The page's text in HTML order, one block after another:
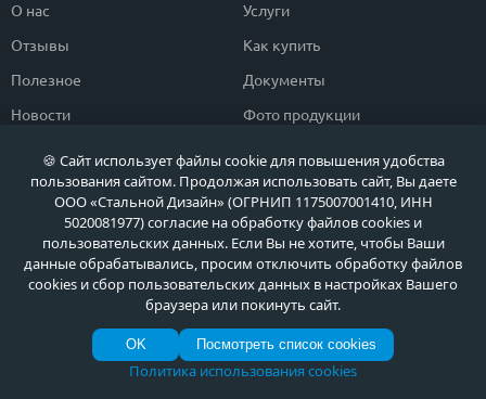
О нас
Отзывы
Полезное
Новости
Услуги
Как купить
Документы
Фото продукции
Каталог дверей
Двери со скидкой
Популярные двери
Быстрый подбор двери
Двери класса ЭКОНОМ
Двери в дом
Парадные двери
Двери в квартиру
Тамбурные двери
Противопожарные двери
🍪 Сайт использует файлы cookie для повышения удобства
пользования сайтом. Продолжая использовать сайт, Вы даете
ООО «Стальной Дизайн» (ОГРНИП 1175007001410, ИНН
5020081977) согласие на обработку файлов cookies и
пользовательских данных. Если Вы не хотите, чтобы Ваши
данные обрабатывались, просим отключить обработку файлов
cookies и сбор пользовательских данных в настройках Вашего
браузера или покинуть сайт.
OK Посмотреть список cookies
Политика использования cookies